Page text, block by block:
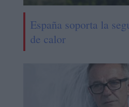
España soporta la
de calor